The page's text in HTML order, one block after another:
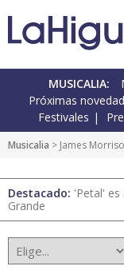
MUSICALIA:
Próximas
Festivales
Musicalia > James
Destacado: 'Petal'
Grande